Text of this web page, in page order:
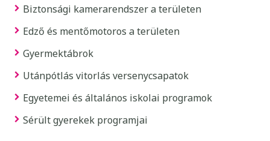
Biztonsági kamerarendszer a területen
Edző és mentőmotoros a területen
Gyermektábrok
Utánpótlás vitorlás versenycsapatok
Egyetemei és általános iskolai programok
Sérült gyerekek programjai